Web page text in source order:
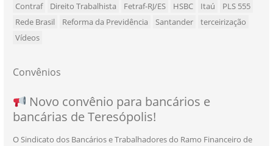
Contraf
Direito Trabalhista Fetraf-RJ/ES HSBC Itaú
PLS 555
Rede Brasil
Reforma da Previdência Santander
terceirização
Vídeos
Convênios
SEU NOVO BENEFÍCIO CHEGOU
Novo convênio para bancários e
bancárias de Teresópolis!
O Sindicato dos Bancários e Trabalhadores do Ramo Financeiro de
NOVO CONVÊNIO PARA VOCÊ, BANCÁRIO
E BANCÁRIA!
Convênio com a Rede de Ensino Técnico e
Centro de Qualificação Técnica